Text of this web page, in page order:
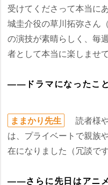
受けてくださって本当に
城圭介役の草川拓弥さん
の演技が素晴らしく、毎
者として本当に楽しませ
――ドラマになったこ
ままかり先生
読者様
は、プライベートで親族
在になりました（冗談です
――さらに先日はアニ